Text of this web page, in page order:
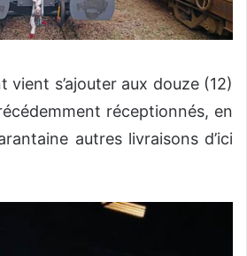
vient s’ajouter aux douze (12)
réceptionnés, en
autres livraisons d’ici